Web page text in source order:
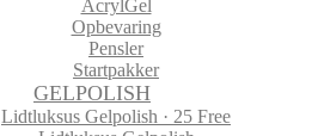
AcrylGel
Opbevaring
Pensler
Startpakker
GELPOLISH
Lidtluksus Gelpolish · 25 Free